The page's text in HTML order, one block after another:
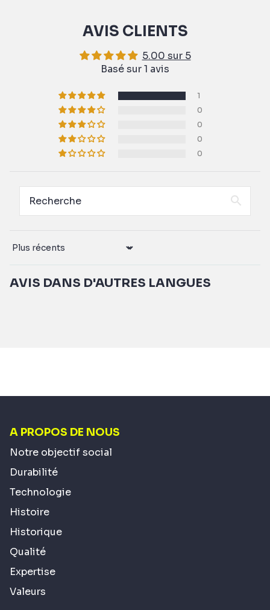
AVIS CLIENTS
5.00 sur 5
Basé sur 1 avis
1
0
0
0
0
Sort by
AVIS DANS D'AUTRES LANGUES
A PROPOS DE NOUS
Notre objectif social
Durabilité
Technologie
Histoire
Historique
Qualité
Expertise
Valeurs